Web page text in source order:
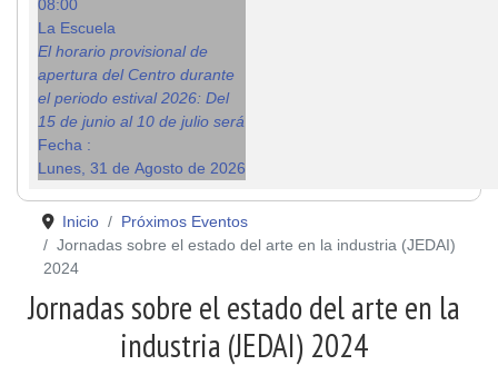
08:00
La Escuela
El horario provisional de
apertura del Centro durante
el periodo estival 2026: Del
15 de junio al 10 de julio será
Fecha :
Lunes, 31 de Agosto de 2026
Inicio
Próximos Eventos
Jornadas sobre el estado del arte en la industria (JEDAI)
2024
Jornadas sobre el estado del arte en la
industria (JEDAI) 2024